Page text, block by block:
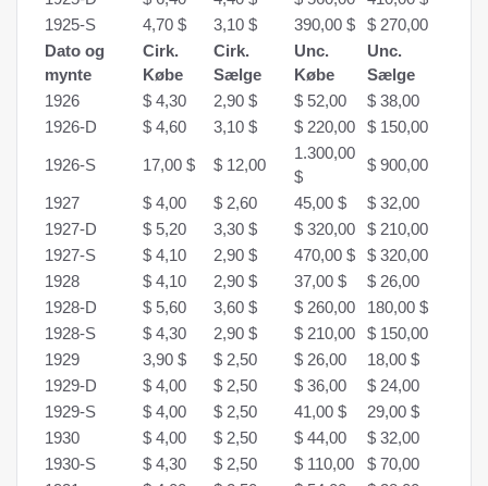
1925-S
4,70 $ 3,10 $ 390,00 $
$ 270,00
Dato og
mynte
Cirk.
Købe
Cirk.
Sælge
Unc.
Købe
Unc.
Sælge
1926
$ 4,30 2,90 $ $ 52,00
$ 38,00
1926-D
$ 4,60 3,10 $ $ 220,00 $ 150,00
1926-S 17,00 $ $ 12,00
1.300,00
$
$ 900,00
1927 $ 4,00 $ 2,60 45,00 $
$ 32,00
1927-D
$ 5,20 3,30 $ $ 320,00
$ 210,00
1927-S
$ 4,10 2,90 $ 470,00 $
$ 320,00
1928
$ 4,10 2,90 $ 37,00 $
$ 26,00
1928-D
$ 5,60 3,60 $ $ 260,00
180,00 $
1928-S
$ 4,30 2,90 $ $ 210,00
$ 150,00
1929
3,90 $ $ 2,50 $ 26,00
18,00 $
1929-D
$ 4,00 $ 2,50 $ 36,00
$ 24,00
1929-S
$ 4,00 $ 2,50 41,00 $
29,00 $
1930
$ 4,00 $ 2,50 $ 44,00
$ 32,00
1930-S
$ 4,30 $ 2,50 $ 110,00
$ 70,00